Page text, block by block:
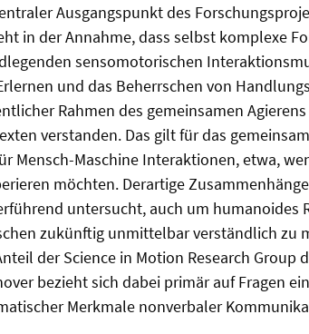
Ausgangspunkt des
in der Annahme, dass selbst komplexe
sensomotorischen
und das Beherrschen von
Rahmen des gemeinsamen
verstanden. Das gilt für das
Mensch-Maschine Interaktionen, etwa,
möchten. Derartige
untersucht, auch um humanoides
zukünftig unmittelbar verständlich zu
der Science in Motion Research
bezieht sich dabei primär auf Fragen
Merkmale nonverbaler